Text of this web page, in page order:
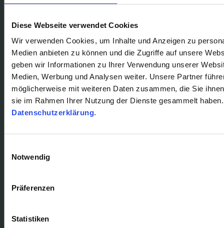
Diese Webseite verwendet Cookies
Wir verwenden Cookies, um Inhalte und Anzeigen zu
Medien anbieten zu können und die Zugriffe auf unsere
geben wir Informationen zu Ihrer Verwendung unserer
Medien, Werbung und Analysen weiter. Unsere Partner
möglicherweise mit weiteren Daten zusammen, die Sie
sie im Rahmen Ihrer Nutzung der Dienste gesammelt
Datenschutzerklärung.
Notwendig
Präferenzen
Statistiken
Unerlaubte Angaben >>>
Fehlende Angaben >>>
Unstimmige Angaben >>>